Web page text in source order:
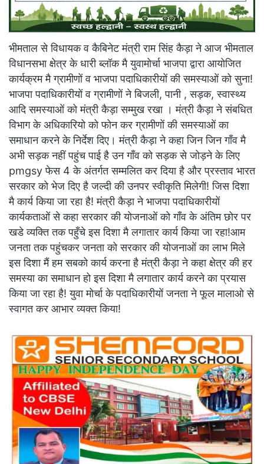
भीमताल से विधायक व कैबिनेट मंत्री राम सिंह कैड़ा ने आज भीमताल
विधानसभा क्षेत्र के धारी ब्लॉक मै युवामोर्चा भाजपा द्वारा आयोजित
कार्यक्रम मै ग्रामीणों व भाजपा पदाधिकारीयों की समस्याओं को सुना!
भाजपा पदाधिकारीयों व ग्रामीणों ने बिजली, पानी , सड़क, स्वास्थ्य
आदि समस्याओं को मंत्री कैड़ा सम्मुख रखा । मंत्री कैड़ा ने संबधित
विभाग के अधिकारियो को फोन कर ग्रामीणों की समस्याओं का
समाधान करने के निर्देश दिए। मंत्री कैड़ा ने कहा जिन जिन गाँव मै
अभी सड़क नहीं पहुंच पाई है उन गाँव को सड़क से जोड़ने के लिए
pmgsy फेस 4 के अंतर्गत सम्मलित कर दिया है और प्रस्ताव भारत
सरकार को भेज दिए है जल्दी की उनपर स्वीकृति मिलेगी! जिस दिशा
मै कार्य किया जा रहा है! मंत्री कैड़ा ने भाजपा पदाधिकारीयों
कार्यकताओं से कहा सरकार की योजनाओं को गाँव के अंतिम छोर पर
खडे व्यक्ति तक पहुँचे इस दिशा मै लगातार कार्य किया जा रहा!आम
जनता तक पहुंचकर जनता को सरकार की योजनाओं का लाभ मिले
इस दिशा मैं हम सबको कार्य करना है मंत्री कैड़ा ने कहा क्षेत्र की हर
समस्या का समाधान हो इस दिशा मै लगातार कार्य करने का प्रयास
किया जा रहा है! युवा मोर्चा के पदाधिकारीयों जनता ने फूल मालाओ से
स्वागत कर आभार व्यक्त किया!